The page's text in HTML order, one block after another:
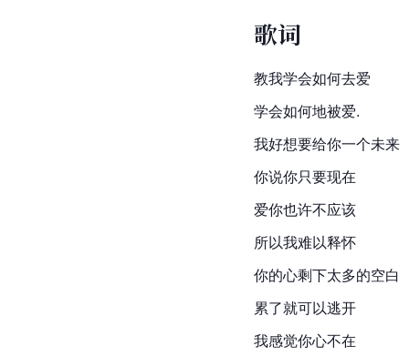
歌词
教我学会如何去爱
学会如何地被爱.
我好想要给你一个未来
你说你只要现在
爱你也许不应该
所以我难以释怀
你的心剩下太多的空白
累了就可以逃开
我感觉你心不在